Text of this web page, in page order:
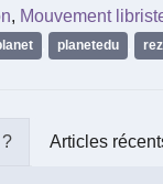
, Mouvement
planetedu
Articles